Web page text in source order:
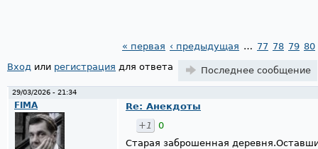
Страницы
« первая ‹ предыдущая … 77 78 79 80
Вход или регистрация для ответа Последнее сообщение
29/03/2026 - 21:34
FIMA
Re: Анекдоты
+1
0
Старая заброшенная